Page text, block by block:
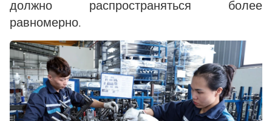
должно распространяться более
равномерно.